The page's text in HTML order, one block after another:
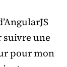
suivre une
pour mon